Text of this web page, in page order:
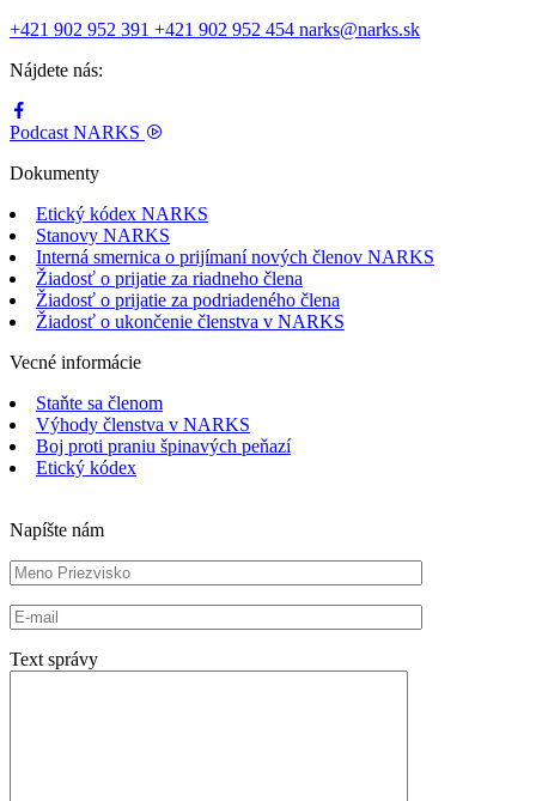
+421 902 952 391 +421 902 952 454 narks@narks.sk
Nájdete nás:
Podcast NARKS
Dokumenty
Etický kódex NARKS
Stanovy NARKS
Interná smernica o prijímaní nových členov NARKS
Žiadosť o prijatie za riadneho člena
Žiadosť o prijatie za podriadeného člena
Žiadosť o ukončenie členstva v NARKS
Vecné informácie
Staňte sa členom
Výhody členstva v NARKS
Boj proti praniu špinavých peňazí
Etický kódex
Napíšte nám
Text správy